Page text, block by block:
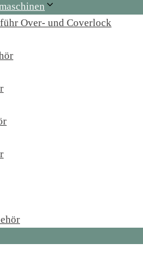
Over- und Coverlock